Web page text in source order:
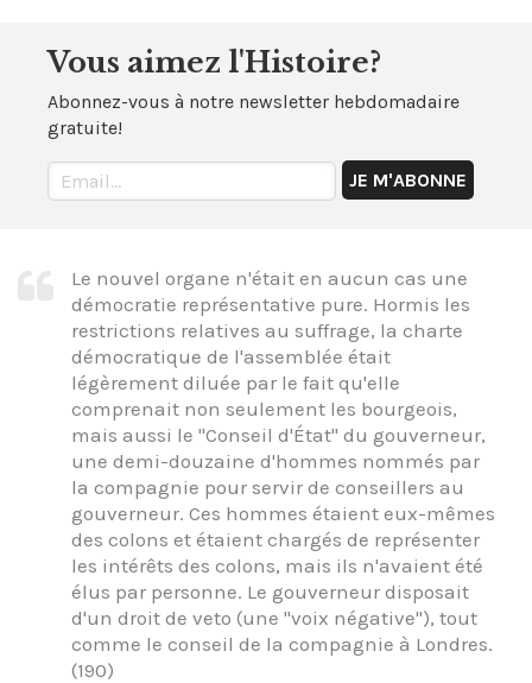
Vous aimez l'Histoire?
Abonnez-vous à notre newsletter hebdomadaire
gratuite!
Le nouvel organe n'était en aucun cas une
démocratie représentative pure. Hormis les
restrictions relatives au suffrage, la charte
démocratique de l'assemblée était
légèrement diluée par le fait qu'elle
comprenait non seulement les bourgeois,
mais aussi le "Conseil d'État" du gouverneur,
une demi-douzaine d'hommes nommés par
la compagnie pour servir de conseillers au
gouverneur. Ces hommes étaient eux-mêmes
des colons et étaient chargés de représenter
les intérêts des colons, mais ils n'avaient été
élus par personne. Le gouverneur disposait
d'un droit de veto (une "voix négative"), tout
comme le conseil de la compagnie à Londres.
(190)